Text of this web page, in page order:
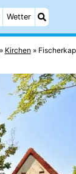
Wetter
Kirchen